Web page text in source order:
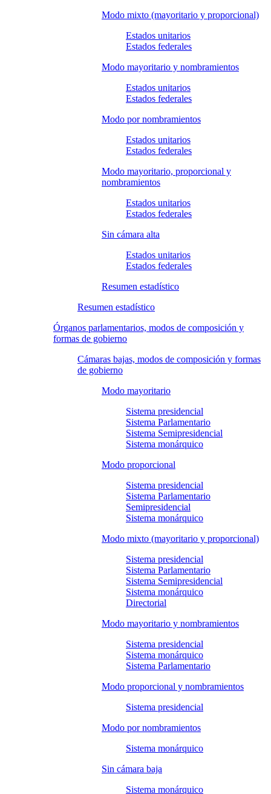
Modo mixto (mayoritario y proporcional)
Estados unitarios
Estados federales
Modo mayoritario y nombramientos
Estados unitarios
Estados federales
Modo por nombramientos
Estados unitarios
Estados federales
Modo mayoritario, proporcional y
nombramientos
Estados unitarios
Estados federales
Sin cámara alta
Estados unitarios
Estados federales
Resumen estadístico
Resumen estadístico
Órganos parlamentarios, modos de composición y
formas de gobierno
Cámaras bajas, modos de composición y formas
de gobierno
Modo mayoritario
Sistema presidencial
Sistema Parlamentario
Sistema Semipresidencial
Sistema monárquico
Modo proporcional
Sistema presidencial
Sistema Parlamentario
Semipresidencial
Sistema monárquico
Modo mixto (mayoritario y proporcional)
Sistema presidencial
Sistema Parlamentario
Sistema Semipresidencial
Sistema monárquico
Directorial
Modo mayoritario y nombramientos
Sistema presidencial
Sistema monárquico
Sistema Parlamentario
Modo proporcional y nombramientos
Sistema presidencial
Modo por nombramientos
Sistema monárquico
Sin cámara baja
Sistema monárquico